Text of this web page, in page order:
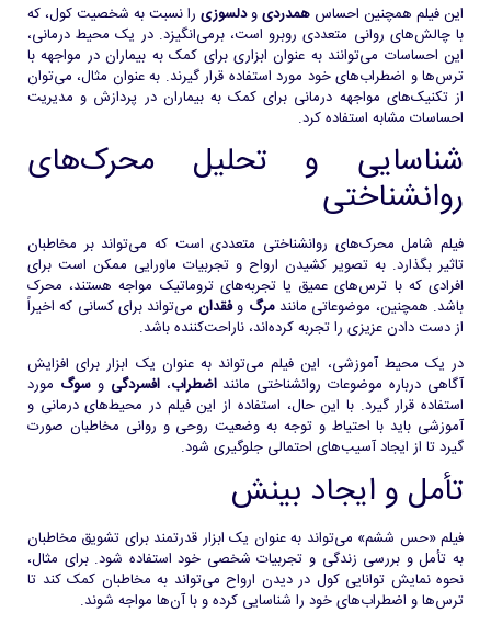
این فیلم همچنین احساس همدردیودلسوزی را نسبت به شخصیت کول، که
با چالش‌های روانی متعددی روبرو است، برمی‌انگیزد. در یک محیط درمانی،
این احساسات می‌توانند به عنوان ابزاری برای کمک به بیماران در مواجهه با
ترس‌ها و اضطراب‌های خود مورد استفاده قرار گیرند. به عنوان مثال، می‌توان
از تکنیک‌های مواجهه درمانی برای کمک به بیماران در پردازش و مدیریت
احساسات مشابه استفاده کرد.
شناسایی و تحلیل محرک‌های
روانشناختی
فیلم شامل محرک‌های روانشناختی متعددی است که می‌تواند بر مخاطبان
تاثیر بگذارد. به تصویر کشیدن ارواح و تجربیات ماورایی ممکن است برای
افرادی که با ترس‌های عمیق یا تجربه‌های تروماتیک مواجه هستند، محرک
باشد. همچنین، موضوعاتی مانندمرگ وفقدان می‌تواند برای کسانی که اخیراً
از دست دادن عزیزی را تجربه کرده‌اند، ناراحت‌کننده باشد.
در یک محیط آموزشی، این فیلم می‌تواند به عنوان یک ابزار برای افزایش
آگاهی درباره موضوعات روانشناختی ماننداضطراب،افسردگی وسوگ مورد
استفاده قرار گیرد. با این حال، استفاده از این فیلم در محیط‌های درمانی و
آموزشی باید با احتیاط و توجه به وضعیت روحی و روانی مخاطبان صورت
گیرد تا از ایجاد آسیب‌های احتمالی جلوگیری شود.
تأمل و ایجاد بینش
فیلم «حس ششم» می‌تواند به عنوان یک ابزار قدرتمند برای تشویق مخاطبان
به تأمل و بررسی زندگی و تجربیات شخصی خود استفاده شود. برای مثال،
نحوه نمایش توانایی کول در دیدن ارواح می‌تواند به مخاطبان کمک کند تا
ترس‌ها و اضطراب‌های خود را شناسایی کرده و با آن‌ها مواجه شوند.